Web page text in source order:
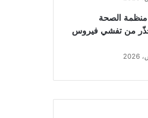
منظمة الصحة
من تفشي فيروس